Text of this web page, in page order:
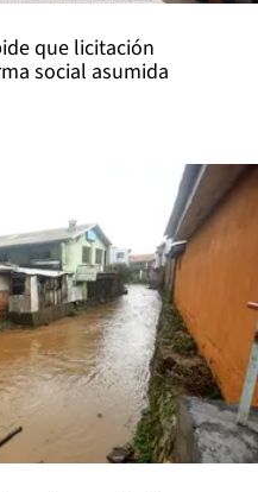
que licitación
social asumida